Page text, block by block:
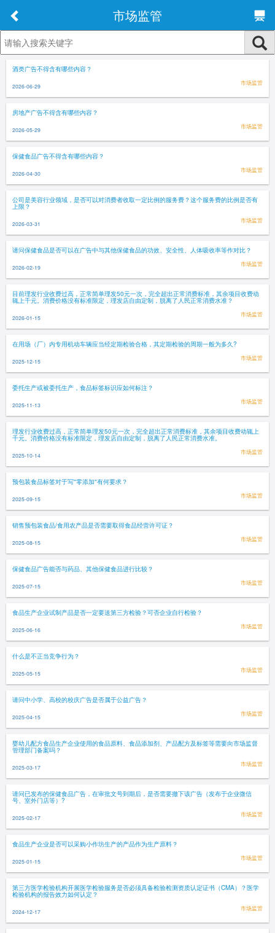
市场监管
酒类广告不得含有哪些内容？
2026-06-29 市场监管
房地产广告不得含有哪些内容？
2026-05-29 市场监管
保健食品广告不得含有哪些内容？
2026-04-30 市场监管
公司是美容行业领域，是否可以对消费者收取一定比例的服务费？这个服务费的比例是否有
上限？
2026-03-31 市场监管
请问保健食品是否可以在广告中与其他保健食品的功效、安全性、人体吸收率等作对比？
2026-02-19 市场监管
目前理发行业收费过高，正常简单理发50元一次，完全超出正常消费标准，其余项目收费动
辄上千元。消费价格没有标准限定，理发店自由定制，脱离了人民正常消费水准？
2026-01-15 市场监管
在用场（厂）内专用机动车辆应当经定期检验合格，其定期检验的周期一般为多久?
2025-12-15 市场监管
委托生产或被委托生产，食品标签标识应如何标注？
2025-11-13 市场监管
理发行业收费过高，正常简单理发50元一次，完全超出正常消费标准，其余项目收费动辄上
千元。消费价格没有标准限定，理发店自由定制，脱离了人民正常消费水准。
2025-10-14 市场监管
预包装食品标签对于写"零添加"有何要求？
2025-09-15 市场监管
销售预包装食品/食用农产品是否需要取得食品经营许可证？
2025-08-15 市场监管
保健食品广告能否与药品、其他保健食品进行比较？
2025-07-15 市场监管
食品生产企业试制产品是否一定要送第三方检验？可否企业自行检验？
2025-06-16 市场监管
什么是不正当竞争行为？
2025-05-15 市场监管
请问中小学、高校的校庆广告是否属于公益广告？
2025-04-15 市场监管
婴幼儿配方食品生产企业使用的食品原料、食品添加剂、产品配方及标签等需要向市场监督
管理部门备案吗？
2025-03-17 市场监管
请问已发布的保健食品广告，在审批文号到期后，是否需要撤下该广告（发布于企业微信
号、室外门店等）?
2025-02-17 市场监管
食品生产企业是否可以采购小作坊生产的产品作为生产原料？
2025-01-15 市场监管
第三方医学检验机构开展医学检验服务是否必须具备检验检测资质认定证书（CMA）？医学
检验机构的报告效力如何认定？
2024-12-17 市场监管